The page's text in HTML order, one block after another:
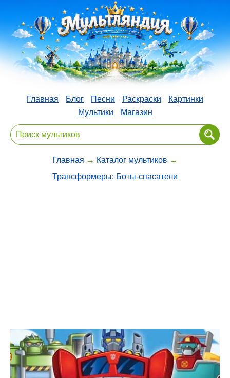
Главная Блог Песни Раскраски
Картинки
Мультики
Магазин
Главная → Каталог мультиков →
Трансформеры: Боты-спасатели